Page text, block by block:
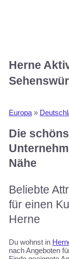
Herne
Europa »
Die
Nähe
Beliebte
für einen
Herne
Du wohnst in
nach Angeboten